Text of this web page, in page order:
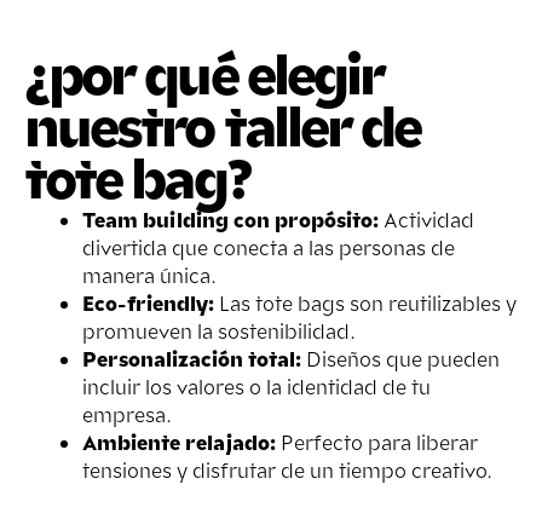
¿por qué elegir
nuestro taller de
tote bag?
Team building con propósito: Actividad
divertida que conecta a las personas de
manera única.
Eco-friendly: Las tote bags son reutilizables y
promueven la sostenibilidad.
Personalización total: Diseños que pueden
incluir los valores o la identidad de tu
empresa.
Ambiente relajado: Perfecto para liberar
tensiones y disfrutar de un tiempo creativo.